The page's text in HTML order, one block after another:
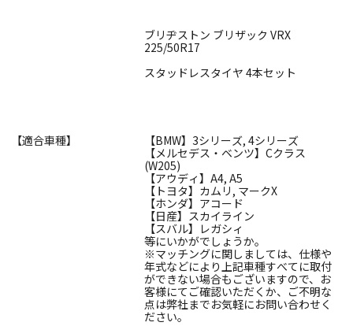
ブリヂストン ブリザック VRX
225/50R17
スタッドレスタイヤ 4本セット
【適合車種】
【BMW】3シリーズ, 4シリーズ
【メルセデス・ベンツ】Cクラス
(W205)
【アウディ】A4, A5
【トヨタ】カムリ, マークX
【ホンダ】アコード
【日産】スカイライン
【スバル】レガシィ
等にいかがでしょうか。
※マッチングに関しましては、仕様や
年式などにより上記車種すべてに取付
ができない場合もございますので、お
客様にてご確認いただくか、ご不明な
点は弊社までお気軽にお問い合わせく
ださい。